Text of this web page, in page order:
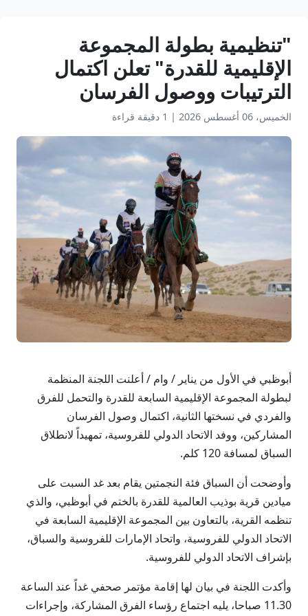
"تنظيمية بطولة المجموعة
الإقليمية للقدرة" تعلن اكتمال
الترتيبات ووصول الفرسان
الخميس، 06 أغسطس 2026 | 1 دقيقة قراءة
أبوظبي في الأول من يناير / وام / أعلنت اللجنة المنظمة
لبطولة المجموعة الإقليمية السابعة للقدرة والتحمل للفرق
والفردي في نسختها الثانية، اكتمال وصول الفرسان
المشاركين، ووفد الاتحاد الدولي للفروسية، تمهيداً لانطلاق
السباق لمسافة 120 كلم.
وأوضحت أن السباق فئة النجمتين يقام بعد غد السبت على
ميادين قرية بوذيب العالمية للقدرة بالختم في أبوظبي، والذي
تنظمه القرية، بالتعاون بين المجموعة الإقليمية السابعة في
الاتحاد الدولي للفروسية، واتحاد الإمارات للفروسية والسباق،
بإشراف الاتحاد الدولي للفروسية.
وأكدت اللجنة في بيان لها إقامة مؤتمر صحفي غداً عند الساعة
11.30 صباحا، يليه اجتماع رؤساء الفرق المشاركة، وإجراءات